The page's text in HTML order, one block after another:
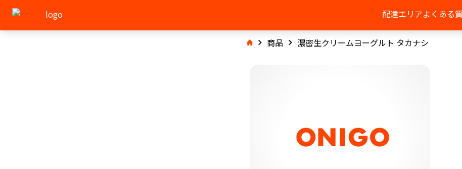
配達エリアよくある
商品 濃密生クリームヨーグルト タカナシ